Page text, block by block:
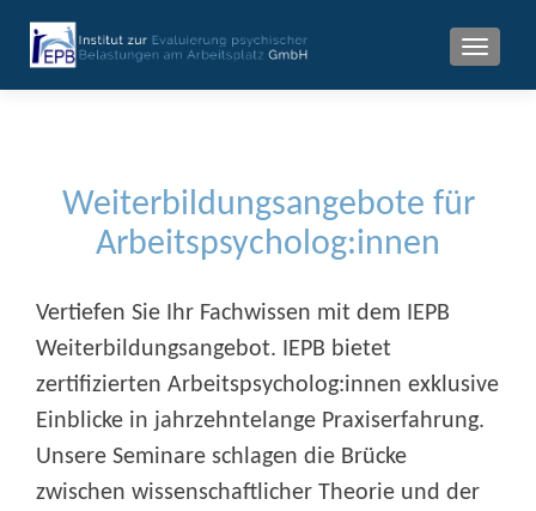
MENU
Weiterbildungsangebote für
Arbeitspsycholog:innen
Vertiefen Sie Ihr Fachwissen mit dem IEPB
Weiterbildungsangebot. IEPB bietet
zertifizierten Arbeitspsycholog:innen exklusive
Einblicke in jahrzehntelange Praxiserfahrung.
Unsere Seminare schlagen die Brücke
zwischen wissenschaftlicher Theorie und der